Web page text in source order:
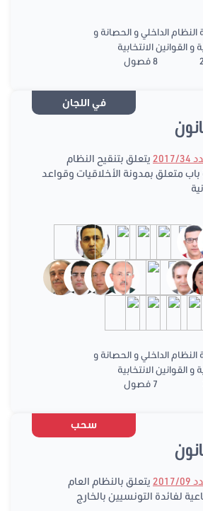
النظام الداخلي و الحصانة و
و القوانين الانتخابية
8 فصول
في اللجان
34
يتعلق بتنقيح النظام
باب متعلق بمدونة الأخلاقيات وقواعد
النظام الداخلي و الحصانة و
و القوانين الانتخابية
7 فصول
سحب
09
يتعلق بالنظام العام
لفائدة التونسيين بالخارج